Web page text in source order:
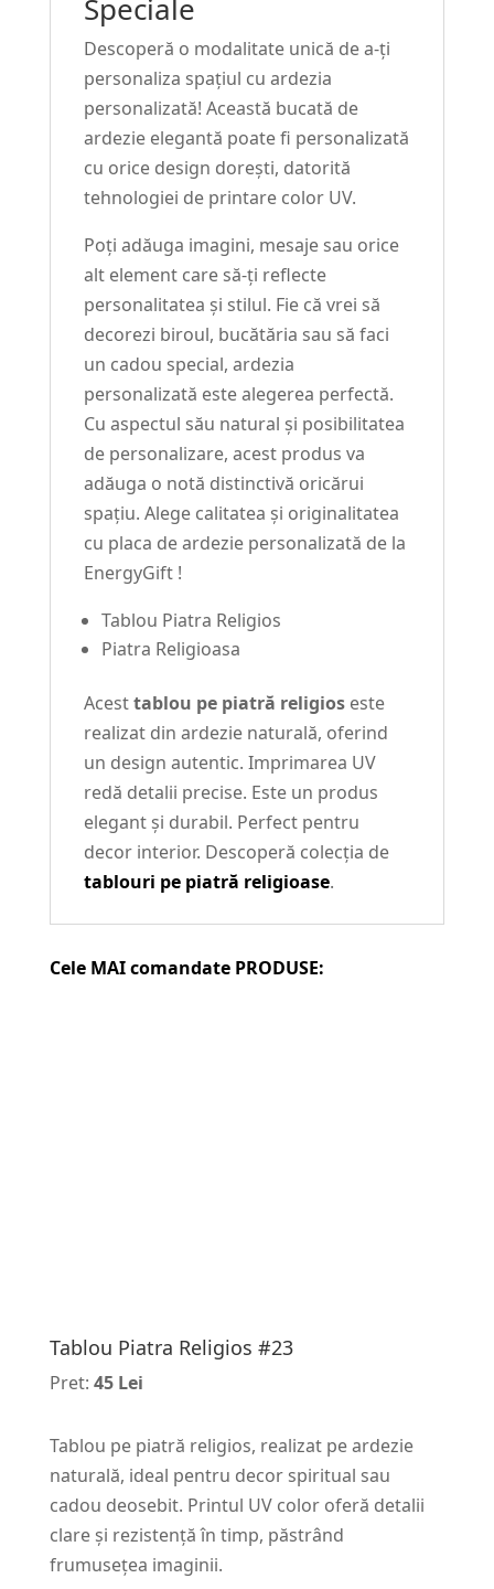
Speciale
Descoperă o modalitate unică de a-ți
personaliza spațiul cu ardezia
personalizată! Această bucată de
ardezie elegantă poate fi personalizată
cu orice design dorești, datorită
tehnologiei de printare color UV.
Poți adăuga imagini, mesaje sau orice
alt element care să-ți reflecte
personalitatea și stilul. Fie că vrei să
decorezi biroul, bucătăria sau să faci
un cadou special, ardezia
personalizată este alegerea perfectă.
Cu aspectul său natural și posibilitatea
de personalizare, acest produs va
adăuga o notă distinctivă oricărui
spațiu. Alege calitatea și originalitatea
cu placa de ardezie personalizată de la
EnergyGift !
Tablou Piatra Religios
Piatra Religioasa
Acesttablou pe piatră religioseste
realizat din ardezie naturală, oferind
un design autentic. Imprimarea UV
redă detalii precise. Este un produs
elegant și durabil. Perfect pentru
decor interior. Descoperă colecția de
tablouri pe piatră religioase.
Cele MAI comandate PRODUSE:
Tablou Piatra Religios #23
Pret: 45 Lei
Tablou pe piatră religios, realizat pe ardezie
naturală, ideal pentru decor spiritual sau
cadou deosebit. Printul UV color oferă detalii
clare și rezistență în timp, păstrând
frumusețea imaginii.